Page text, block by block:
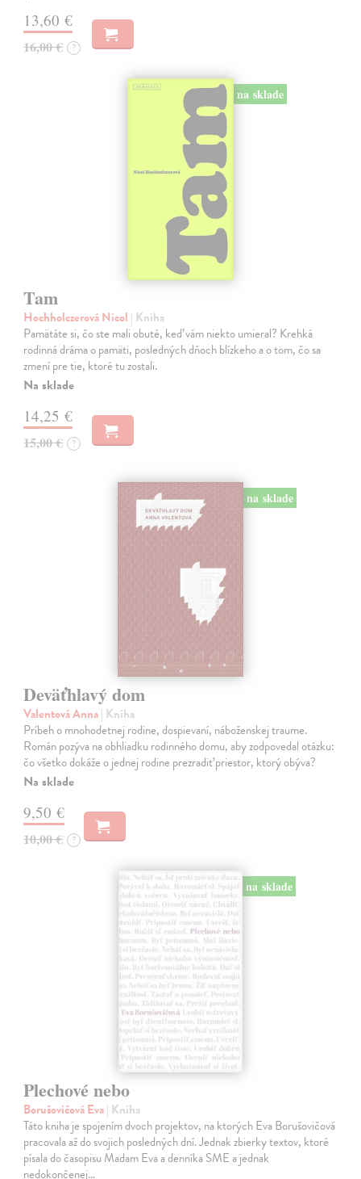
13,60 €
16,00 € ?
na sklade
Tam
Hochholczerová Nicol | Kniha
Pamätáte si, čo ste mali obuté, keď vám niekto umieral? Krehká
rodinná dráma o pamäti, posledných dňoch blízkeho a o tom, čo sa
zmení pre tie, ktoré tu zostali.
Na sklade
14,25 €
15,00 € ?
na sklade
Deväťhlavý dom
Valentová Anna| Kniha
Príbeh o mnohodetnej rodine, dospievaní, náboženskej traume.
Román pozýva na obhliadku rodinného domu, aby zodpovedal otázku:
čo všetko dokáže o jednej rodine prezradiť priestor, ktorý obýva?
Na sklade
9,50 €
10,00 € ?
na sklade
Plechové nebo
Borušovičová Eva| Kniha
Táto kniha je spojením dvoch projektov, na ktorých Eva Borušovičová
pracovala až do svojich posledných dní. Jednak zbierky textov, ktoré
písala do časopisu Madam Eva a denníka SME a jednak
nedokončenej…